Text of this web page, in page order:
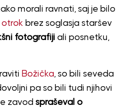
morali ravnati, saj je bilo
otrok brez soglasja staršev
fotografiji ali posnetku,
Božička, so bili seveda
pa so bili tudi njihovi
zavod spraševal o